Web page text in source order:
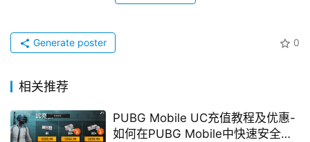
0
Generate poster
相关推荐
PUBG Mobile UC充值教程及优惠-
如何在PUBG Mobile中快速安全地